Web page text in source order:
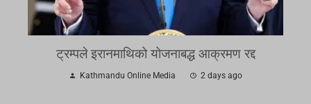
ट्रम्पले इरानमाथिको योजनाबद्ध आक्रमण रद्द
Kathmandu Online Media 2 days ago